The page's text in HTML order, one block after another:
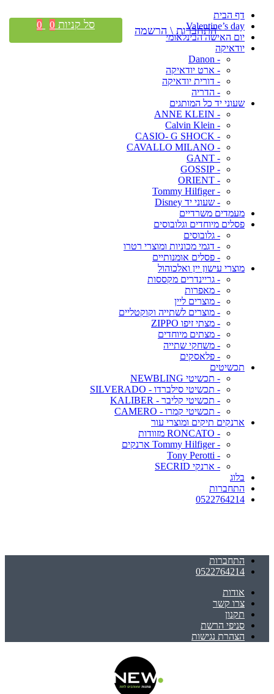
דף הבית
Valentine’s day
יום האישה הבינלאומי
יודאיקה
- Danon
- ארט יודאיקה
- דורית יודאיקה
- הדריה
שעוני יד כל המותגים
- ANNE KLEIN
- Calvin Klein
- CASIO- G SHOCK
- CAVALLO MILANO
- GANT
- GOSSIP
- ORIENT
- Tommy Hilfiger
- שעוני יד Disney
מעמדים משרדיים
פסלים מיוחדים וגלובוסים
- גלובוסים
- דגמי מכוניות ומוצרי רטרו
- פסלים אומנותיים
מוצרי עישון יין ואלכוהול
- גריינדרים מקססות
- מאפרות
- מוצרים ליין
- מוצרים לשתייה וקוקטליים
- מצתי זיפו ZIPPO
- מצתים מיוחדים
- משחקי שתייה
- פלאסקים
תכשיטים
- תכשיטי NEWBLING
- תכשיטי סילברדו - SILVERADO
- תכשיטי קליבר - KALIBER
- תכשיטי קמרו - CAMERO
ארנקים תיקים ומוצרי עור
- RONCATO מזוודות
- Tommy Hilfiger ארנקים
- Tony Perotti
- ארנקי SECRID
בלוג
התחברות
0522764214
התחברות
0522764214
אודות
צרו קשר
תקנון
סניפי הרשת
הצהרת נגישות
התחברות \ הרשמה סל קניות 0
0